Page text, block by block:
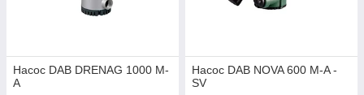
Насос DAB DRENAG 1000 M-
A
Насос DAB NOVA 600 M-A -
SV